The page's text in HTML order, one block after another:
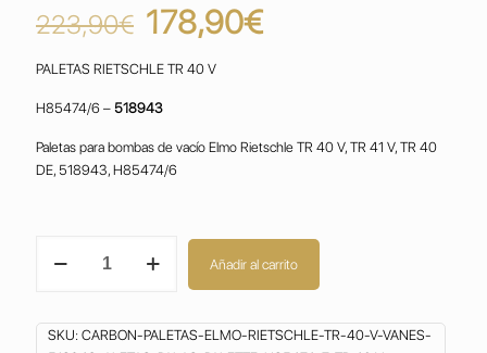
223,90€ El
precio
original
era:
223,90€.
178,90€El
178,90€.
PALETAS RIETSCHLE TR 40 V
H85474/6 – 518943
Paletas para bombas de vacío Elmo Rietschle TR 40 V, TR 41 V, TR 40
DE, 518943, H85474/6
RIETSCHLE
Añadir al carrito
SKU: CARBON-PALETAS-ELMO-RIETSCHLE-TR-40-V-VANES-